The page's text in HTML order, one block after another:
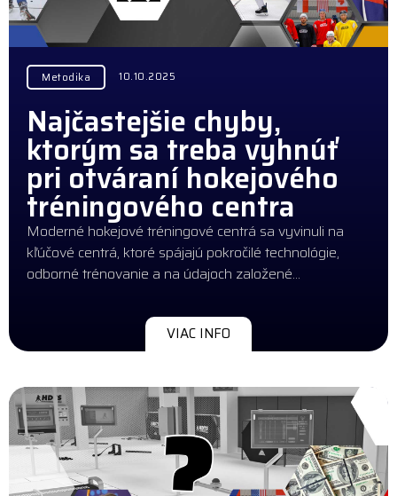
Metodika 10.10.2025
Najčastejšie chyby,
ktorým sa treba vyhnúť
pri otváraní hokejového
tréningového centra
Moderné hokejové tréningové centrá sa vyvinuli na
kľúčové centrá, ktoré spájajú pokročilé technológie,
odborné trénovanie a na údajoch založené…
VIAC INFO